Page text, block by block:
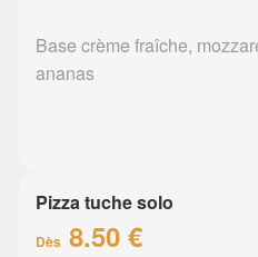
Base crème fraîche,
ananas
Pizza tuche solo
Dès 8.50 €